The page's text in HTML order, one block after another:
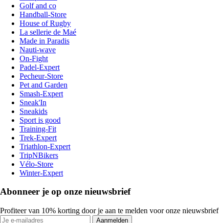
Golf and co
Handball-Store
House of Rugby
La sellerie de Maé
Made in Paradis
Nauti-wave
On-Fight
Padel-Expert
Pecheur-Store
Pet and Garden
Smash-Expert
Sneak'In
Sneakids
Sport is good
Training-Fit
Trek-Expert
Triathlon-Expert
TripNBikers
Vélo-Store
Winter-Expert
Abonneer je op onze nieuwsbrief
Profiteer van 10% korting door je aan te melden voor onze nieuwsbrief
Aanmelden